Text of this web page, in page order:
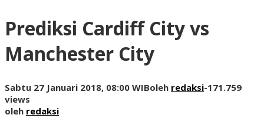
Prediksi Cardiff City vs
Manchester City
Sabtu 27 Januari 2018, 08:00 WIBoleh redaksi-171.759
views
oleh redaksi